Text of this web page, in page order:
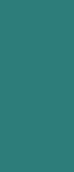
Vos
recruteurs
est
Incluez votre
votre
personnel est
techniques